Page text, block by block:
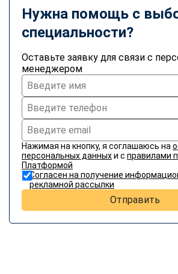
Нужна помощь с
специальности?
Оставьте заявку для связи с
менеджером
Нажимая на кнопку, я соглашаюсь на
персональных данныхи с правилами
Платформой
Согласен на получение
рекламной рассылки
Отправить